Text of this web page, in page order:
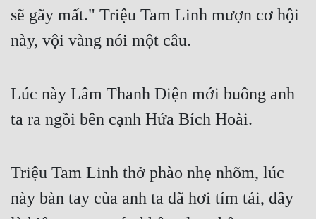
Tiên Hiệp
Tiểu Thuyết
Triều Đấu
Trùng Sinh
Tu Chân
sẽ gãy mất." Triệu Tam Linh mượn cơ hội
này, vội vàng nói một câu.
Lúc này Lâm Thanh Diện mới buông anh
ta ra ngồi bên cạnh Hứa Bích Hoài.
Triệu Tam Linh thở phào nhẹ nhõm, lúc
này bàn tay của anh ta đã hơi tím tái, đây